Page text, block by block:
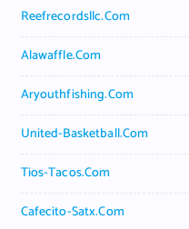
Reefrecordsllc.com
Alawaffle.com
Aryouthfishing.com
United-Basketball.com
Tios-Tacos.com
Cafecito-Satx.com